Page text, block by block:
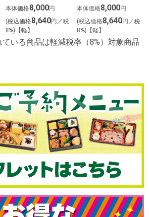
本体価格8,000円
(税込価格8,640円／税
8%)【軽】
本体価格8,000円
(税込価格8,640円／税
8%)【軽】
ている商品は軽減税率（8%）対象商品